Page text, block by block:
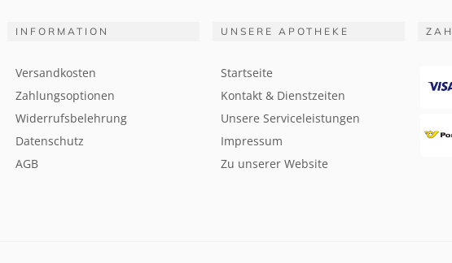
INFORMATION
Versandkosten
Zahlungsoptionen
Widerrufsbelehrung
Datenschutz
AGB
UNSERE APOTHEKE
Startseite
Kontakt & Dienstzeiten
Unsere Serviceleistungen
Impressum
Zu unserer Website